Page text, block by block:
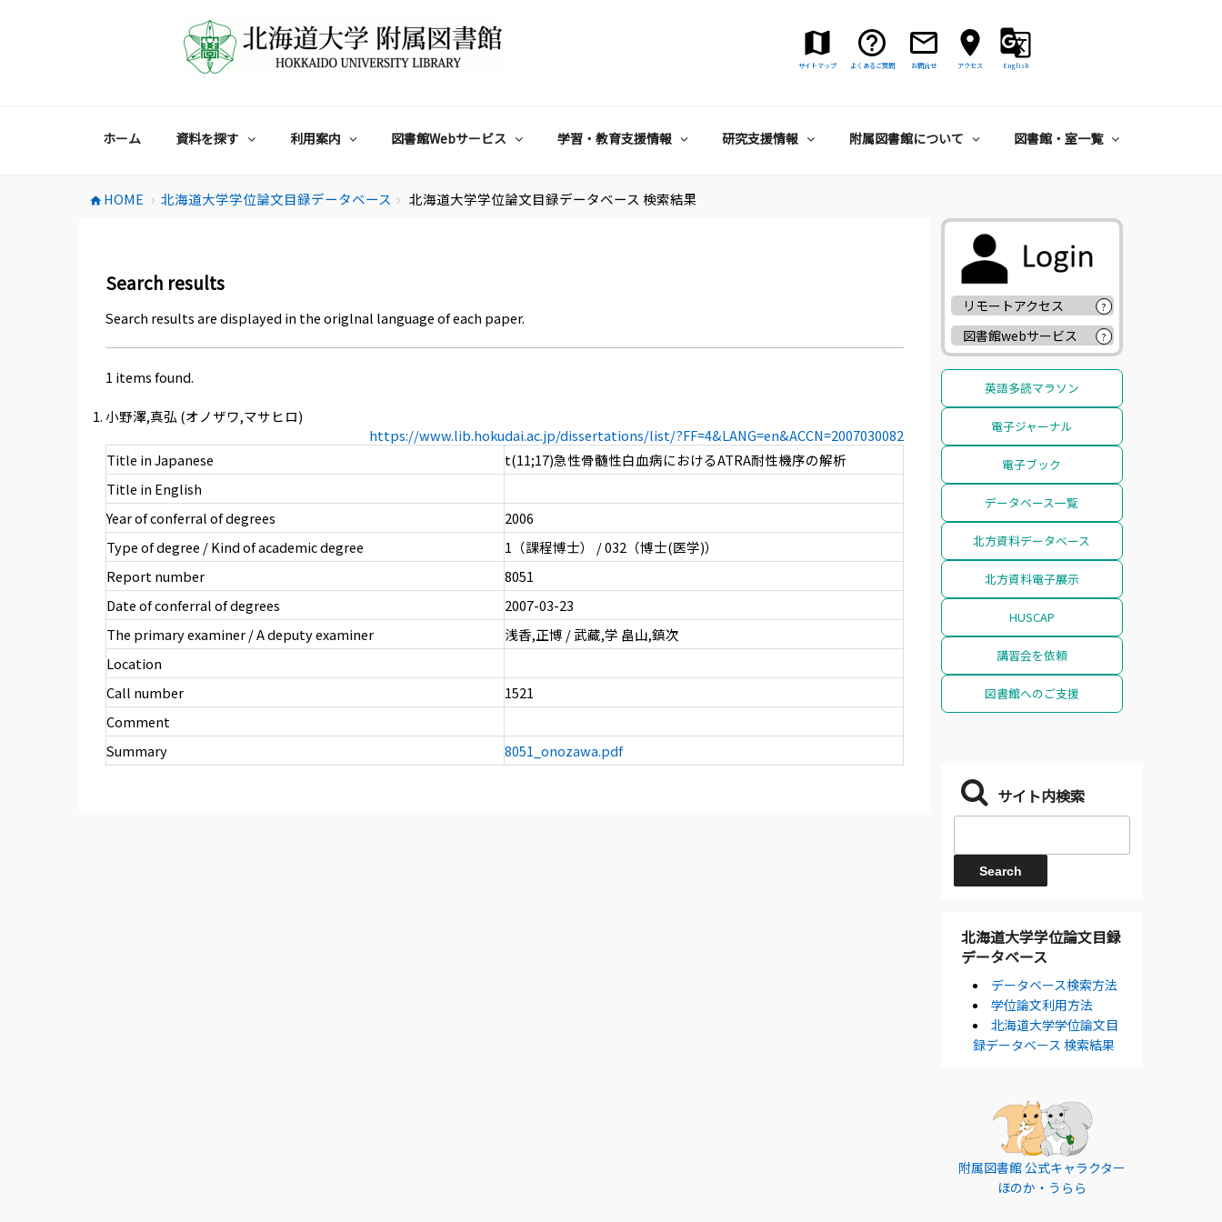
サイトマップ よくあるご質問 お問合せ アクセス English
ホーム 資料を探す 利用案内 図書館Webサービス 学習・教育支援情報 研究支援情報 附属図書館について 図書館・室一覧
home HOME chevron_right 北海道大学学位論文目録データベース chevron_right 北海道大学学位論文目録データベース 検索結果
Search results
Search results are displayed in the origlnal language of each paper.
1 items found.
小野澤,真弘 (オノザワ,マサヒロ)
https://www.lib.hokudai.ac.jp/dissertations/list/?FF=4&LANG=en&ACCN=2007030082
Title in Japanese
t(11;17)急性骨髄性白血病におけるATRA耐性機序の解析
Title in English
Year of conferral of degrees
2006
Type of degree / Kind of academic degree
1（課程博士） / 032（博士(医学)）
Report number
8051
Date of conferral of degrees
2007-03-23
The primary examiner / A deputy examiner
浅香,正博 / 武藏,学 畠山,鎮次
Location
Call number
1521
Comment
Summary
8051_onozawa.pdf
リモートアクセス ?
図書館webサービス ?
英語多読マラソン
電子ジャーナル
電子ブック
データベース一覧
北方資料データベース
北方資料電子展示
HUSCAP
講習会を依頼
図書館へのご支援
サイト内検索
北海道大学学位論文目録
データベース
データベース検索方法
学位論文利用方法
北海道大学学位論文目
録データベース 検索結果
附属図書館 公式キャラクター
ほのか・うらら